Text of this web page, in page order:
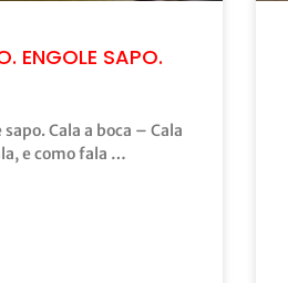
ENGOLE SAPO.
Cala a boca – Cala
e como fala …